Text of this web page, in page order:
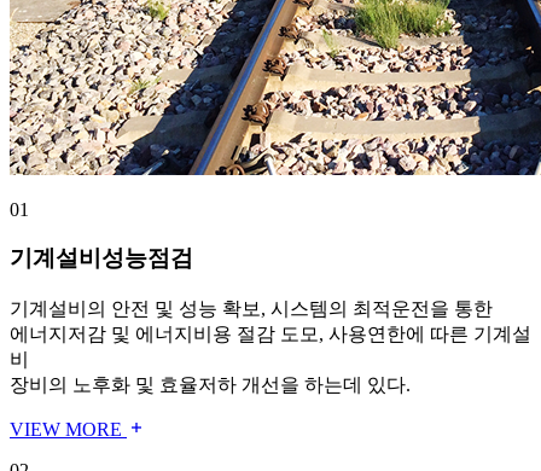
01
기계설비성능점검
기계설비의 안전 및 성능 확보, 시스템의 최적운전을 통한
에너지저감 및 에너지비용 절감 도모, 사용연한에 따른 기계설
비
장비의 노후화 및 효율저하 개선을 하는데 있다.
VIEW MORE